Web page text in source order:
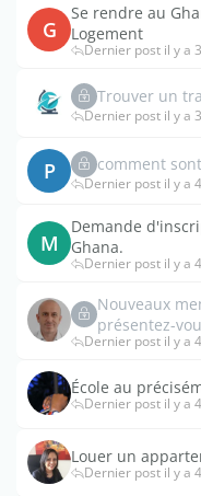
G
Se rendre au
Logement
Dernier post il y a
Trouver un
Dernier post il y a
P comment
Dernier post il y a
M
Demande
Ghana.
Dernier post il y a
Nouveaux
présentez-
Dernier post il y a
École au
Dernier post il y a
Louer un
Dernier post il y a